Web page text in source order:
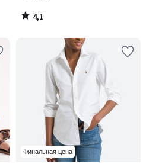
4,1
/
Финальная цена